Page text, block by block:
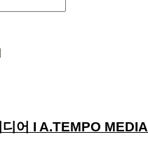
어 I A.TEMPO MEDIA